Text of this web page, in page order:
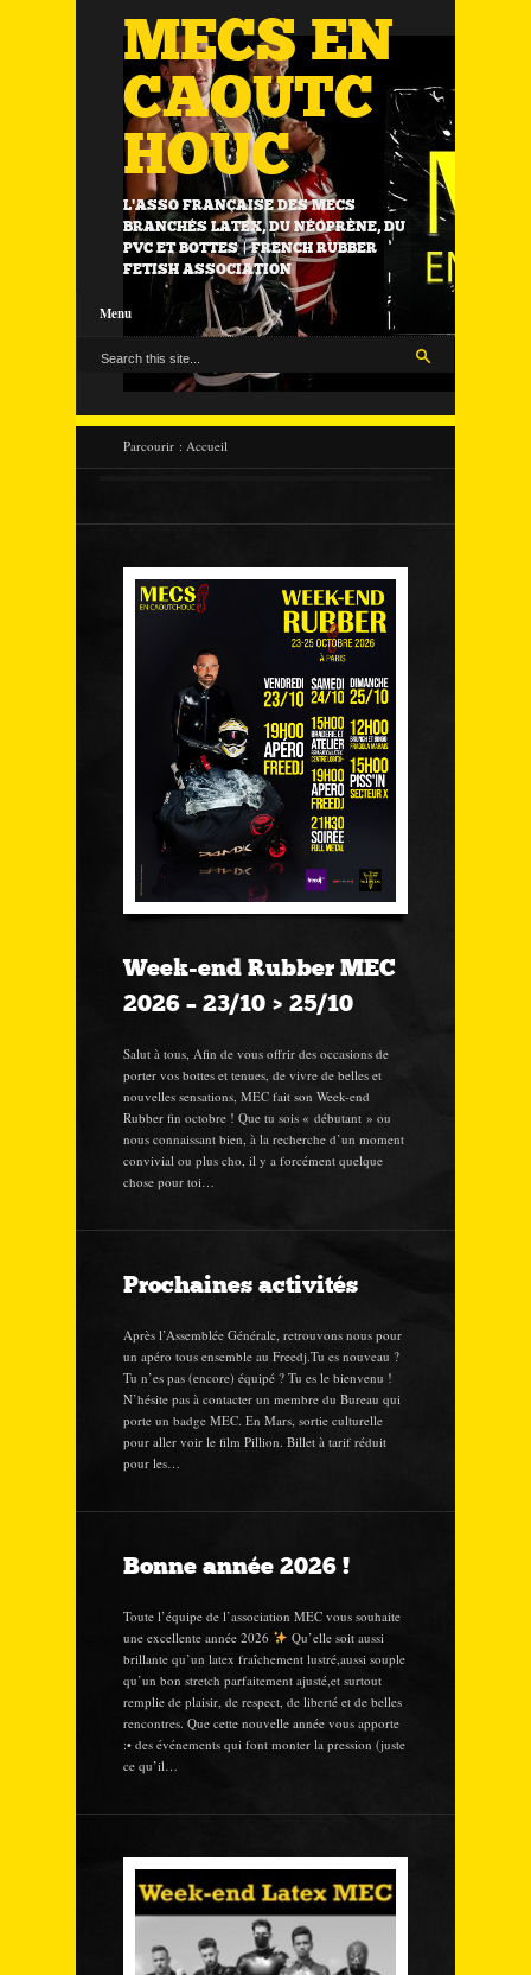
MECS EN
CAOUTC
HOUC
L'ASSO FRANÇAISE DES MECS
BRANCHÉS LATEX, DU NÉOPRÈNE, DU
PVC ET BOTTES | FRENCH RUBBER
FETISH ASSOCIATION
Menu
Parcourir : Accueil
Week-end Rubber MEC
2026 – 23/10 > 25/10
Salut à tous, Afin de vous offrir des occasions de
porter vos bottes et tenues, de vivre de belles et
nouvelles sensations, MEC fait son Week-end
Rubber fin octobre ! Que tu sois « débutant » ou
nous connaissant bien, à la recherche d’un moment
convivial ou plus cho, il y a forcément quelque
chose pour toi…
Prochaines activités
Après l’Assemblée Générale, retrouvons nous pour
un apéro tous ensemble au Freedj.Tu es nouveau ?
Tu n’es pas (encore) équipé ? Tu es le bienvenu !
N’hésite pas à contacter un membre du Bureau qui
porte un badge MEC. En Mars, sortie culturelle
pour aller voir le film Pillion. Billet à tarif réduit
pour les…
Bonne année 2026 !
Toute l’équipe de l’association MEC vous souhaite
une excellente année 2026
Qu’elle soit aussi
brillante qu’un latex fraîchement lustré,aussi souple
qu’un bon stretch parfaitement ajusté,et surtout
remplie de plaisir, de respect, de liberté et de belles
rencontres. Que cette nouvelle année vous apporte
:• des événements qui font monter la pression (juste
ce qu’il…